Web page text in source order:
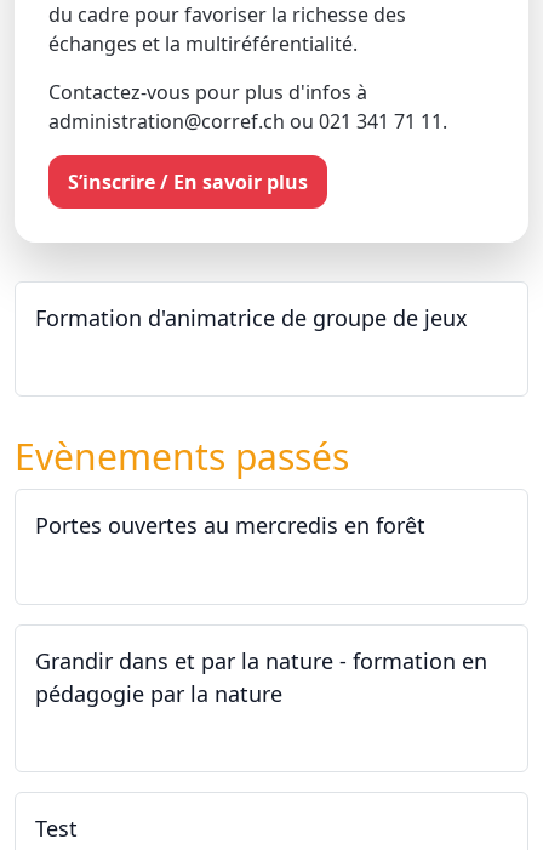
du cadre pour favoriser la richesse des
échanges et la multiréférentialité.
Contactez-vous pour plus d'infos à
administration@corref.ch ou 021 341 71 11.
S’inscrire / En savoir plus
Formation d'animatrice de groupe de jeux
Evènements passés
Portes ouvertes au mercredis en forêt
Grandir dans et par la nature - formation en
pédagogie par la nature
Test